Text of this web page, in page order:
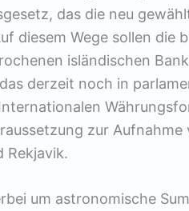
das die neu
diesem Wege sollen die
isländischen
derzeit noch in
zur Aufnahme
Rekjavik.
um astronomische